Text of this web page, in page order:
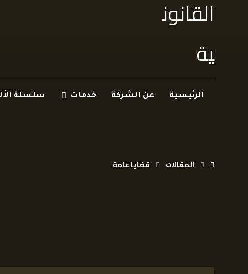
الرئيسية عن الشركة خدمات سلسلة
المقالات قضايا عامة